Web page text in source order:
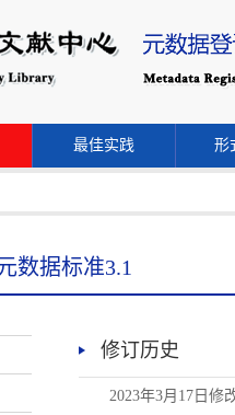
最佳实践 形
数据标准3.1
修订历史
2023年3月17日修